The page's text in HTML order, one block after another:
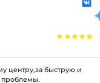
центру,за быструю и
проблемы.